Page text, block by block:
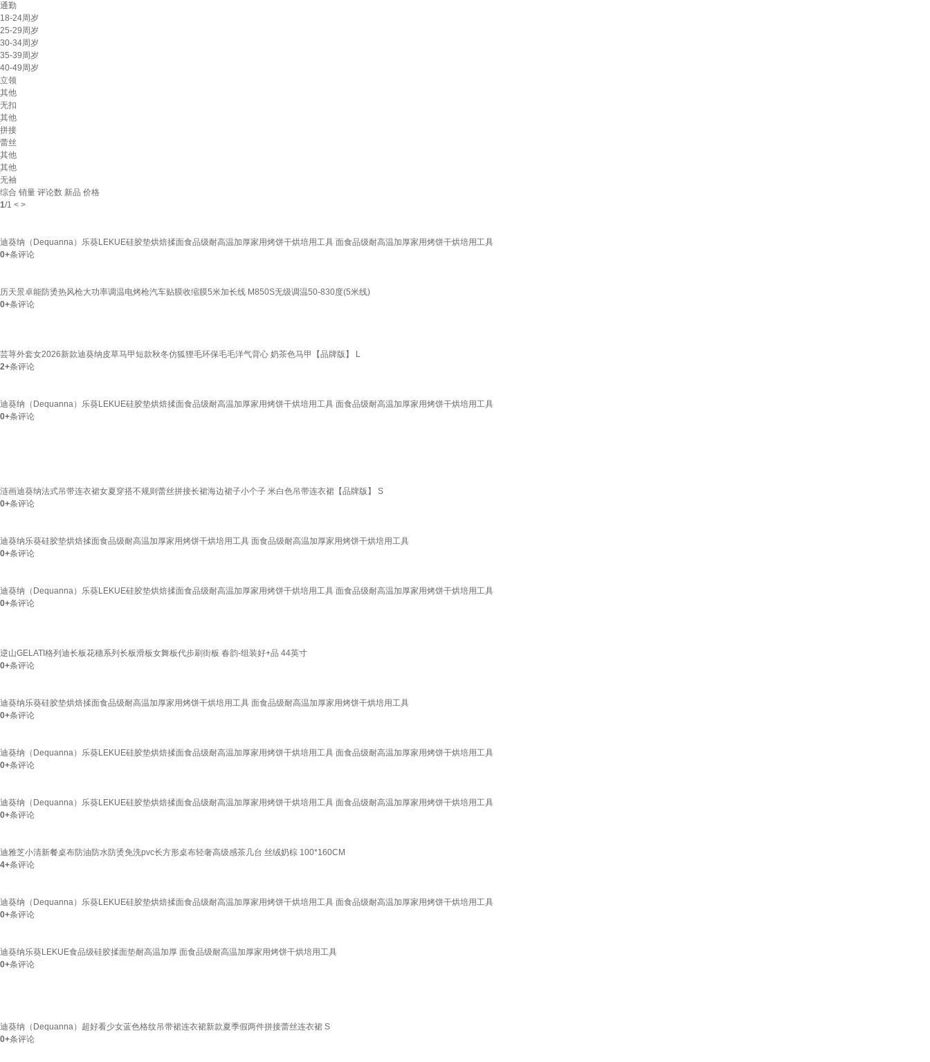
通勤
18-24周岁
25-29周岁
30-34周岁
35-39周岁
40-49周岁
立领
其他
无扣
其他
拼接
蕾丝
其他
其他
无袖
综合 销量 评论数 新品 价格
1/1 < >
迪葵纳（Dequanna）乐葵LEKUE硅胶垫烘焙揉面食品级耐高温加厚家用烤饼干烘培用工具 面食品级耐高温加厚家用烤饼干烘培用工具
0+条评论
历天景卓能防烫热风枪大功率调温电烤枪汽车贴膜收缩膜5米加长线 M850S无级调温50-830度(5米线)
0+条评论
芸荨外套女2026新款迪葵纳皮草马甲短款秋冬仿狐狸毛环保毛毛洋气背心 奶茶色马甲【品牌版】 L
2+条评论
迪葵纳（Dequanna）乐葵LEKUE硅胶垫烘焙揉面食品级耐高温加厚家用烤饼干烘培用工具 面食品级耐高温加厚家用烤饼干烘培用工具
0+条评论
涟画迪葵纳法式吊带连衣裙女夏穿搭不规则蕾丝拼接长裙海边裙子小个子 米白色吊带连衣裙【品牌版】 S
0+条评论
迪葵纳乐葵硅胶垫烘焙揉面食品级耐高温加厚家用烤饼干烘培用工具 面食品级耐高温加厚家用烤饼干烘培用工具
0+条评论
迪葵纳（Dequanna）乐葵LEKUE硅胶垫烘焙揉面食品级耐高温加厚家用烤饼干烘培用工具 面食品级耐高温加厚家用烤饼干烘培用工具
0+条评论
逆山GELATI格列迪长板花穗系列长板滑板女舞板代步刷街板 春韵-组装好+品 44英寸
0+条评论
迪葵纳乐葵硅胶垫烘焙揉面食品级耐高温加厚家用烤饼干烘培用工具 面食品级耐高温加厚家用烤饼干烘培用工具
0+条评论
迪葵纳（Dequanna）乐葵LEKUE硅胶垫烘焙揉面食品级耐高温加厚家用烤饼干烘培用工具 面食品级耐高温加厚家用烤饼干烘培用工具
0+条评论
迪葵纳（Dequanna）乐葵LEKUE硅胶垫烘焙揉面食品级耐高温加厚家用烤饼干烘培用工具 面食品级耐高温加厚家用烤饼干烘培用工具
0+条评论
迪雅芝小清新餐桌布防油防水防烫免洗pvc长方形桌布轻奢高级感茶几台 丝绒奶棕 100*160CM
4+条评论
迪葵纳（Dequanna）乐葵LEKUE硅胶垫烘焙揉面食品级耐高温加厚家用烤饼干烘培用工具 面食品级耐高温加厚家用烤饼干烘培用工具
0+条评论
迪葵纳乐葵LEKUE食品级硅胶揉面垫耐高温加厚 面食品级耐高温加厚家用烤饼干烘培用工具
0+条评论
迪葵纳（Dequanna）超好看少女蓝色格纹吊带裙连衣裙新款夏季假两件拼接蕾丝连衣裙 S
0+条评论